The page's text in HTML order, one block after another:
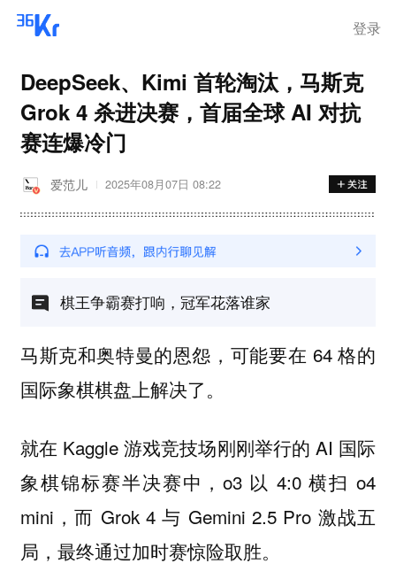
登录
DeepSeek、Kimi 首轮淘汰，马斯克
Grok 4 杀进决赛，首届全球 AI 对抗
赛连爆冷门
爱范儿 2025年08月07日 08:22
棋王争霸赛打响，冠军花落谁家
马斯克和奥特曼的恩怨，可能要在 64 格的
国际象棋棋盘上解决了。
就在 Kaggle 游戏竞技场刚刚举行的 AI 国际
象棋锦标赛半决赛中，o3 以 4:0 横扫 o4
mini，而 Grok 4 与 Gemini 2.5 Pro 激战五
局，最终通过加时赛惊险取胜。